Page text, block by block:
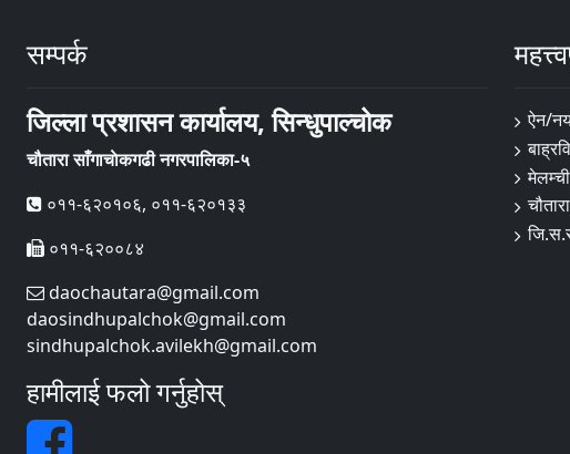
सम्पर्क
जिल्ला प्रशासन कार्यालय, सिन्धुपाल्चोक
चौतारा साँगाचाेकगढी नगरपालिका-५
०११-६२०१०६, ०११-६२०१३३
०११-६२००८४
daochautara@gmail.com
daosindhupalchok@gmail.com
sindhupalchok.avilekh@gmail.com
हामीलाई फलो गर्नुहोस्
ऐन/